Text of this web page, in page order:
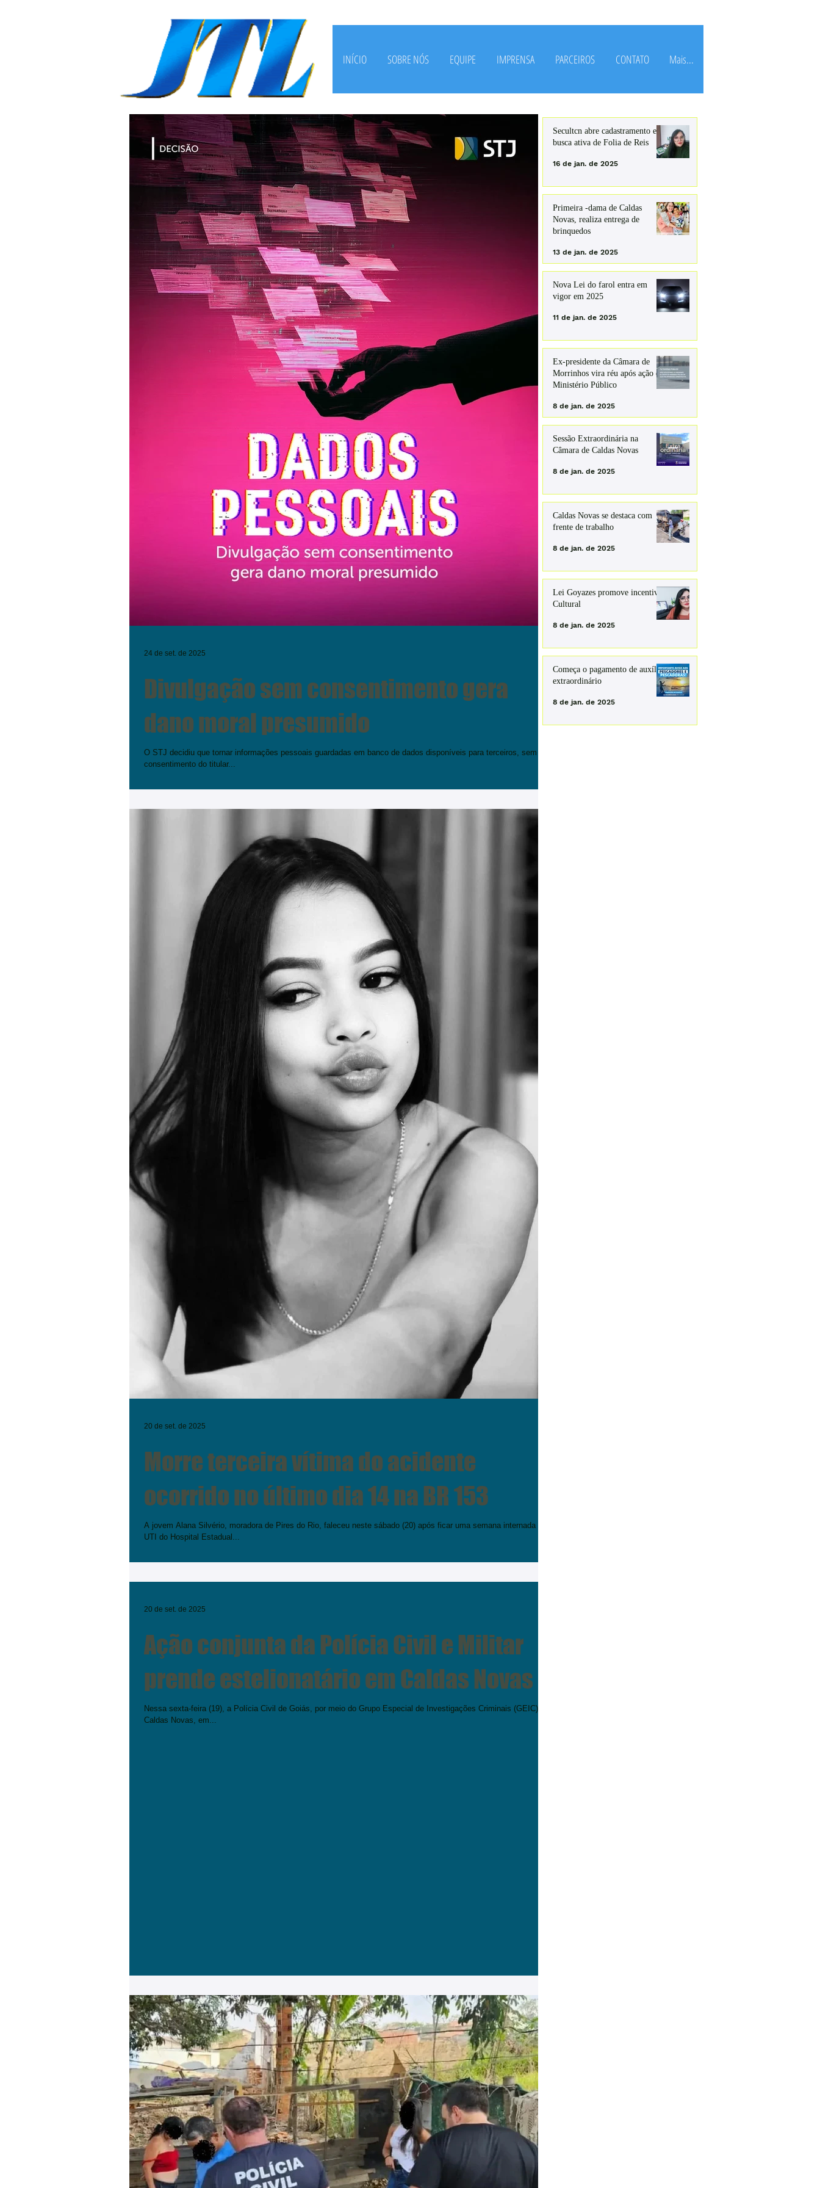
INÍCIO SOBRE NÓS EQUIPE IMPRENSA PARCEIROS CONTATO Mais...
Divulgação sem consentimento gera
dano moral presumido
O STJ decidiu que tornar informações pessoais guardadas em banco de dados disponíveis para terceiros, sem o
consentimento do titular...
24 de set. de 2025
Morre terceira vítima do acidente
ocorrido no último dia 14 na BR 153
A jovem Alana Silvério, moradora de Pires do Rio, faleceu neste sábado (20) após ficar uma semana internada na
UTI do Hospital Estadual...
20 de set. de 2025
Ação conjunta da Polícia Civil e Militar
prende estelionatário em Caldas Novas
Nessa sexta-feira (19), a Polícia Civil de Goiás, por meio do Grupo Especial de Investigações Criminais (GEIC) de
Caldas Novas, em...
20 de set. de 2025
Secultcn abre cadastramento e
busca ativa de Folia de Reis
16 de jan. de 2025
Primeira -dama de Caldas
Novas, realiza entrega de
brinquedos
13 de jan. de 2025
Nova Lei do farol entra em
vigor em 2025
11 de jan. de 2025
Ex-presidente da Câmara de
Morrinhos vira réu após ação do
Ministério Público
8 de jan. de 2025
Sessão Extraordinária na
Câmara de Caldas Novas
8 de jan. de 2025
Caldas Novas se destaca com
frente de trabalho
8 de jan. de 2025
Lei Goyazes promove incentivo
Cultural
8 de jan. de 2025
Começa o pagamento de auxílio
extraordinário
8 de jan. de 2025